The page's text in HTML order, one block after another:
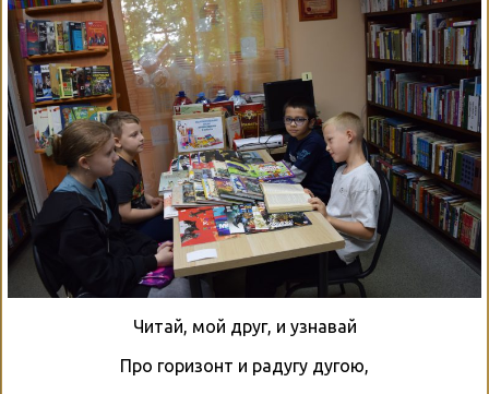
Читай, мой друг, и узнавай
Про горизонт и радугу дугою,